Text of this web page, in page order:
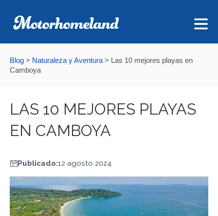
Blog > Naturaleza y Aventura > Las 10 mejores playas en
Camboya
LAS 10 MEJORES PLAYAS
EN CAMBOYA
Publicado:12 agosto 2024